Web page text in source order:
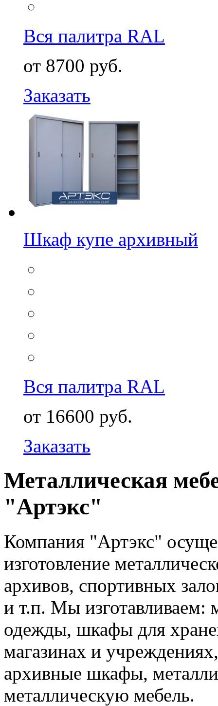
Вся палитра RAL
от 8700 руб.
Заказать
Шкаф купе архивный
Вся палитра RAL
от 16600 руб.
Заказать
Металлическая
"Артэкс"
Компания "Артэкс"
изготовление
архивов, спортивных
и т.п. Мы изготавливаем:
одежды, шкафы для
магазинах и
архивные шкафы,
металлическую мебель.